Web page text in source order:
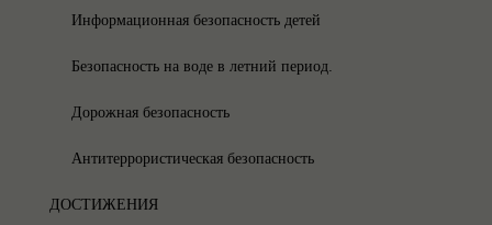
Информационная безопасность детей
Безопасность на воде в летний период.
Дорожная безопасность
Антитеррористическая безопасность
ДОСТИЖЕНИЯ